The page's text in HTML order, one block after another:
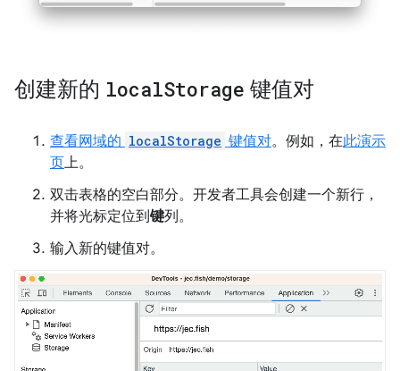
创建新的 localStorage 键值对
查看网域的 localStorage 键值对。例如，在此演示
页上。
双击表格的空白部分。开发者工具会创建一个新行，
并将光标定位到键列。
输入新的键值对。